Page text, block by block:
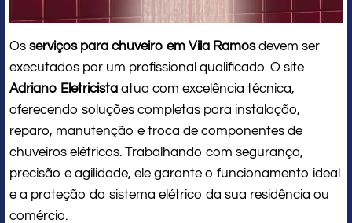
Os serviços para chuveiro em Vila Ramosdevem ser
executados por um profissional qualificado. O site
Adriano Eletricista atua com excelência técnica,
oferecendo soluções completas para instalação,
reparo, manutenção e troca de componentes de
chuveiros elétricos. Trabalhando com segurança,
precisão e agilidade, ele garante o funcionamento ideal
e a proteção do sistema elétrico da sua residência ou
comércio.